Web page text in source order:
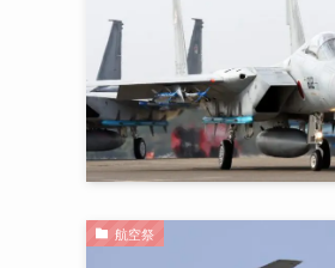
航空祭